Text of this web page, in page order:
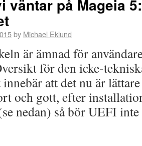
väntar på Mageia
by Michael Eklund
är ämnad för
för den icke-
att det nu är
och gott, efter
nedan) så bör UEFI